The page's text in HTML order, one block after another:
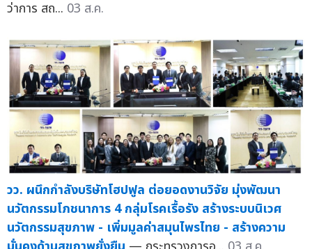
ว่าการ สถ... 03 ส.ค.
วว. ผนึกกำลังบริษัทโฮปฟูล ต่อยอดงานวิจัย มุ่งพัฒนา
นวัตกรรมโภชนาการ 4 กลุ่มโรคเรื้อรัง สร้างระบบนิเวศ
นวัตกรรมสุขภาพ - เพิ่มมูลค่าสมุนไพรไทย - สร้างความ